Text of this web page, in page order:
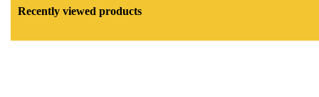
Recently viewed products